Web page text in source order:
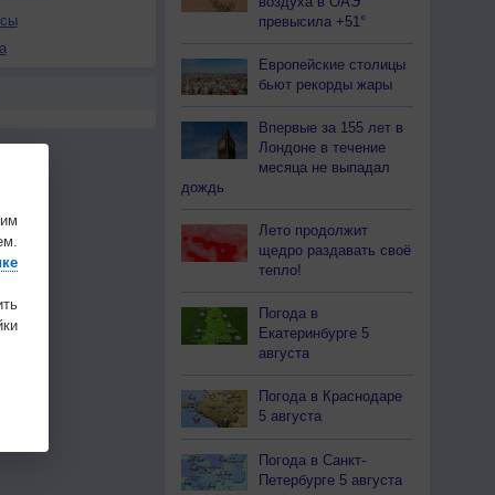
превысила +51°
Европейские столицы
бьют рекорды жары
Впервые за 155 лет в
Лондоне в течение
месяца не выпадал
дождь
Лето продолжит
щедро раздавать своё
тепло!
Погода в
Екатеринбурге 5
августа
Погода в Краснодаре
5 августа
Погода в Санкт-
Петербурге 5 августа